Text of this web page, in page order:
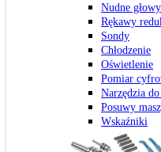
Nudne głowy
Rękawy
Sondy
Chłodzenie
Oświetlenie
Pomiar
Narzędzia
Posuwy
Wskaźniki